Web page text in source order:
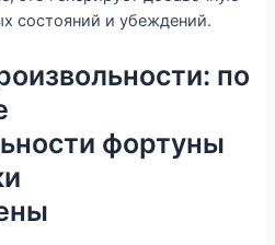
состояний и убеждений.
по
фортуны